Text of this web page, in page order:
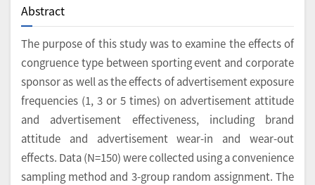
Abstract
The purpose of this study was to examine the effects of
congruence type between sporting event and corporate
sponsor as well as the effects of advertisement exposure
frequencies (1, 3 or 5 times) on advertisement attitude
and advertisement effectiveness, including brand
attitude and advertisement wear-in and wear-out
effects. Data (N=150) were collected using a convenience
sampling method and 3-group random assignment. The